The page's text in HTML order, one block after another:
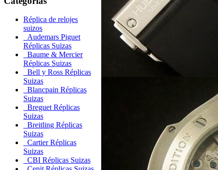
Réplica de relojes
suizos
Audemars Piguet
Réplicas Suizas
Baume & Mercier
Réplicas Suizas
Bell y Ross Réplicas
Suizas
Blancpain Réplicas
Suizas
Breguet Réplicas
Suizas
Breitling Réplicas
Suizas
Cartier Réplicas
Suizas
CBI Réplicas Suizas